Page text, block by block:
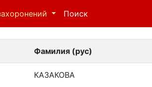
Поиск
Фамилия (рус)
КАЗАКОВА